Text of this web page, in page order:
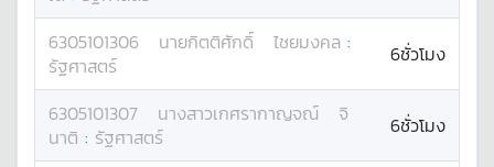
6305101306 นายกิตติศักดิ์ ไชยมงคล :
รัฐศาสตร์
6ชั่วโมง
6305101307 นางสาวเกศรากาญจณ์
จิ
นาติ : รัฐศาสตร์ 6ชั่วโมง